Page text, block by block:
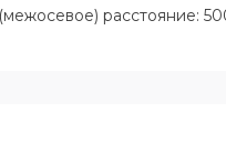
расстояние: